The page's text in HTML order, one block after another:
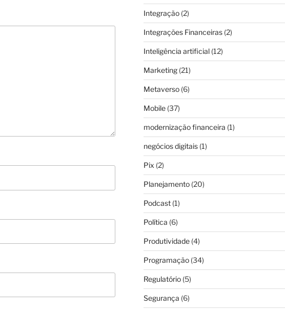
Integração(2)
Integrações Financeiras(2)
Inteligência artificial(12)
Marketing(21)
Metaverso(6)
Mobile(37)
modernização financeira (1)
negócios digitais(1)
Pix (2)
Planejamento(20)
Podcast(1)
Política (6)
Produtividade(4)
Programação(34)
Regulatório(5)
Segurança (6)